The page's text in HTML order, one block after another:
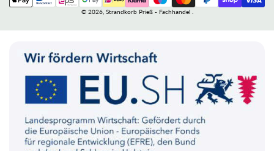
/
Zahlungsmethoden
© 2026, Strandkorb Prieß - Fachhandel